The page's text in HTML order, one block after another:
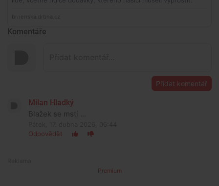
Komentáře
Přidat komentář
Milan Hladký
Blažek se mstí ...
Odpovědět
Premium